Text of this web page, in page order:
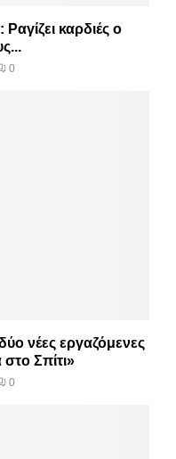
καρδιές ο
0
νέες εργαζόμενες
Σπίτι»
0